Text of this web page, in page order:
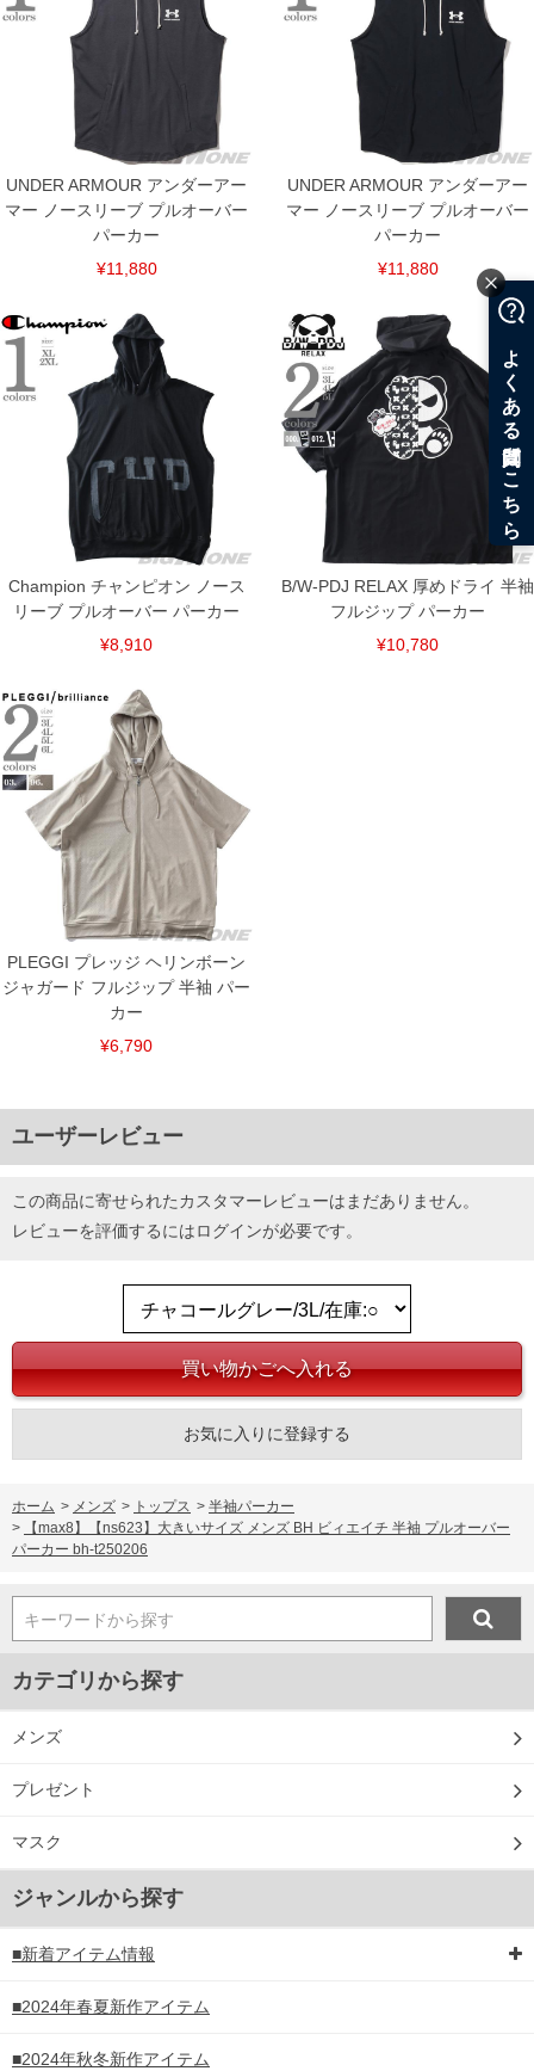
UNDER ARMOUR アンダーアー
マー ノースリーブ プルオーバー
パーカー
¥11,880
UNDER ARMOUR アンダーアー
マー ノースリーブ プルオーバー
パーカー
¥11,880
Champion チャンピオン ノース
リーブ プルオーバー パーカー
¥8,910
B/W-PDJ RELAX 厚めドライ 半袖
フルジップ パーカー
¥10,780
PLEGGI プレッジ ヘリンボーン
ジャガード フルジップ 半袖 パー
カー
¥6,790
ユーザーレビュー
この商品に寄せられたカスタマーレビューはまだありません。
レビューを評価するにはログインが必要です。
お気に入りに登録する
ホーム > メンズ > トップス > 半袖パーカー
>
【max8】【ns623】大きいサイズ メンズ BH ビィエイチ 半袖 プルオーバー
パーカー bh-t250206
キーワードから探す
カテゴリから探す
メンズ
プレゼント
マスク
ジャンルから探す
■新着アイテム情報
■2024年春夏新作アイテム
■2024年秋冬新作アイテム